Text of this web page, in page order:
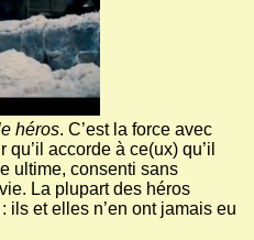
héros. C’est la force avec
accorde à ce(ux) qu’il
ultime, consenti sans
La plupart des héros
ils et elles n’en ont jamais eu